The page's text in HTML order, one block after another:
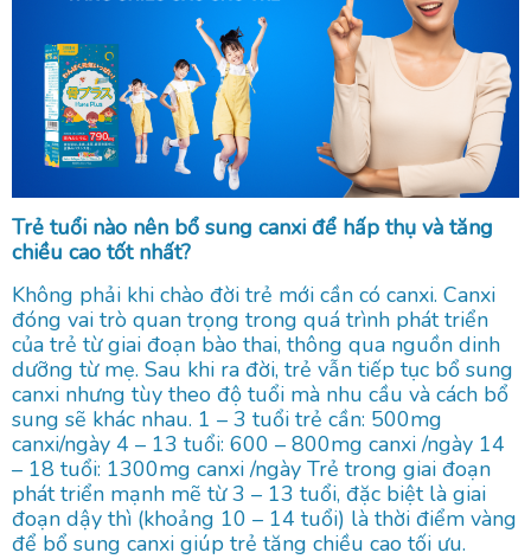
Trẻ tuổi nào nên bổ sung canxi để hấp thụ và tăng
chiều cao tốt nhất?
Không phải khi chào đời trẻ mới cần có canxi. Canxi
đóng vai trò quan trọng trong quá trình phát triển
của trẻ từ giai đoạn bào thai, thông qua nguồn dinh
dưỡng từ mẹ. Sau khi ra đời, trẻ vẫn tiếp tục bổ sung
canxi nhưng tùy theo độ tuổi mà nhu cầu và cách bổ
sung sẽ khác nhau. 1 – 3 tuổi trẻ cần: 500mg
canxi/ngày 4 – 13 tuổi: 600 – 800mg canxi /ngày 14
– 18 tuổi: 1300mg canxi /ngày Trẻ trong giai đoạn
phát triển mạnh mẽ từ 3 – 13 tuổi, đặc biệt là giai
đoạn dậy thì (khoảng 10 – 14 tuổi) là thời điểm vàng
để bổ sung canxi giúp trẻ tăng chiều cao tối ưu.